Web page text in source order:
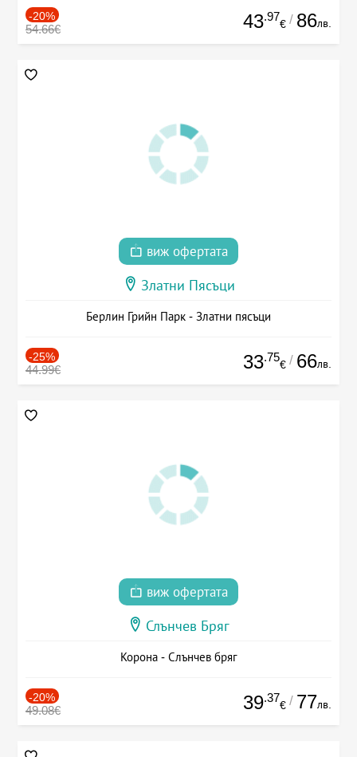
-20%
54.66€ 43.97
€ / 86лв.
виж офертата
Златни Пясъци
Берлин Грийн Парк - Златни пясъци
-25%
44.99€ 33.75
€ / 66лв.
виж офертата
Слънчев Бряг
Корона - Слънчев бряг
-20%
49.08€ 39.37
€ / 77лв.